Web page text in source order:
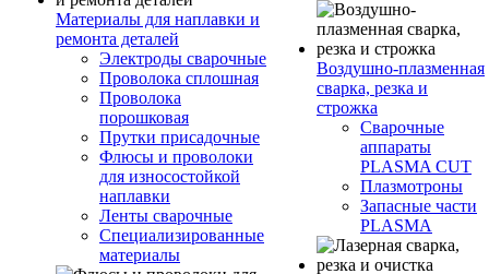
Материалы для наплавки и
ремонта деталей
Электроды сварочные
Проволока сплошная
Проволока
порошковая
Прутки присадочные
Флюсы и проволоки
для износостойкой
наплавки
Ленты сварочные
Специализированные
материалы
Воздушно-плазменная
сварка, резка и
строжка
Сварочные
аппараты
PLASMA CUT
Плазмотроны
Запасные части
PLASMA